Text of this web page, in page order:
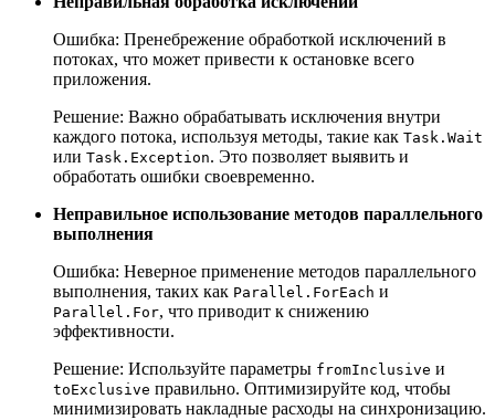
Ошибка: Пренебрежение обработкой исключений в
потоках, что может привести к остановке всего
приложения.
Решение: Важно обрабатывать исключения внутри
каждого потока, используя методы, такие как Task.Wait
или Task.Exception. Это позволяет выявить и
обработать ошибки своевременно.
Неправильное использование методов параллельного
выполнения
Ошибка: Неверное применение методов параллельного
выполнения, таких как Parallel.ForEach и
Parallel.For, что приводит к снижению
эффективности.
Решение: Используйте параметры fromInclusive и
toExclusive правильно. Оптимизируйте код, чтобы
минимизировать накладные расходы на синхронизацию.